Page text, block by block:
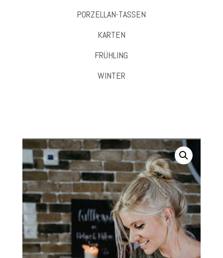
PORZELLAN-TASSEN
KARTEN
FRÜHLING
WINTER